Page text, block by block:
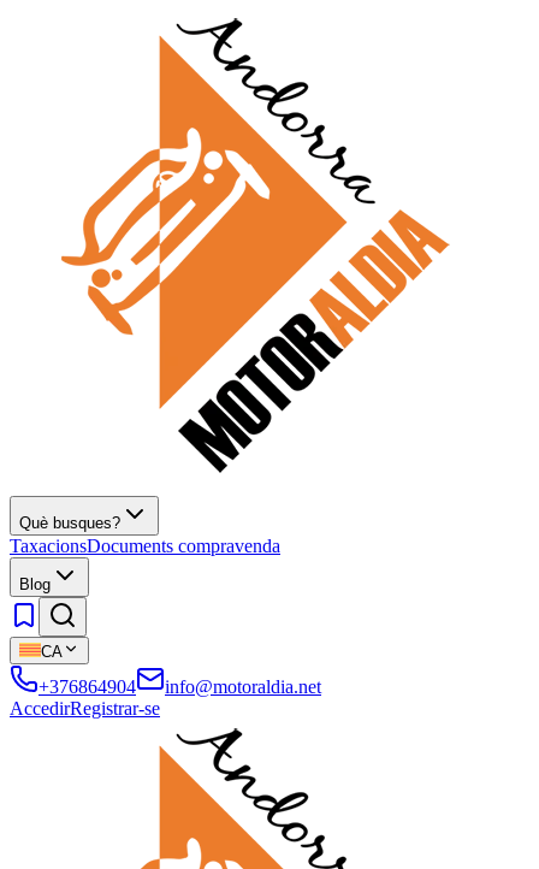
Què busques?
TaxacionsDocuments compravenda
Blog
CA
+376864904
info@motoraldia.net
AccedirRegistrar-se